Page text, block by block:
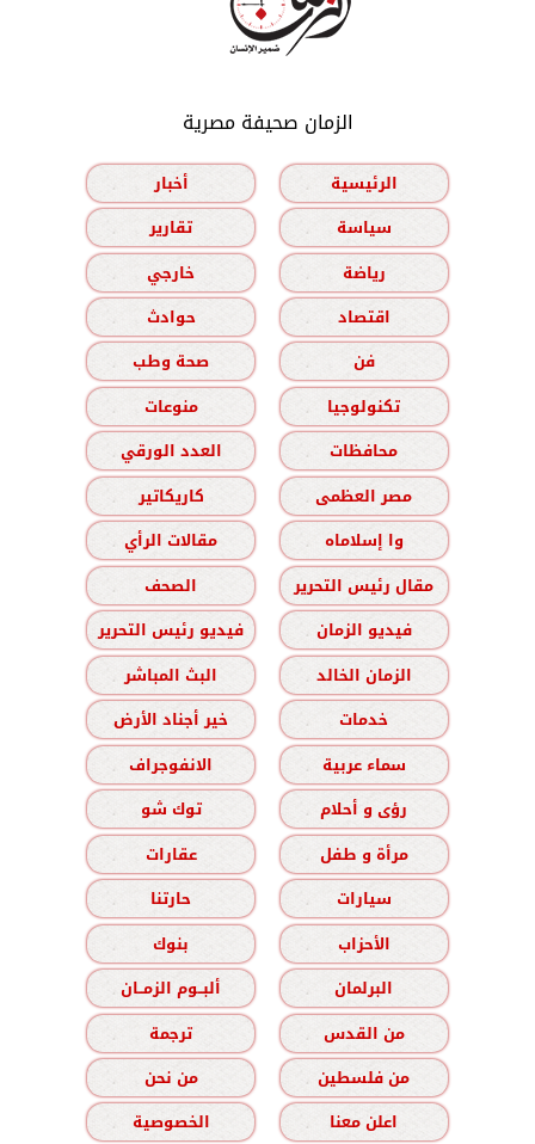
الزمان صحيفة مصرية
الرئيسية
أخبار
سياسة
تقارير
رياضة
خارجي
اقتصاد
حوادث
فن
صحة وطب
تكنولوجيا
منوعات
محافظات
العدد الورقي
مصر العظمى
كاريكاتير
وا إسلاماه
مقالات الرأي
مقال رئيس التحرير
الصحف
فيديو الزمان
فيديو رئيس التحرير
الزمان الخالد
البث المباشر
خدمات
خير أجناد الأرض
سماء عربية
الانفوجراف
رؤى و أحلام
توك شو
مرأة و طفل
عقارات
سيارات
حارتنا
الأحزاب
بنوك
البرلمان
ألبــوم الزمــان
من القدس
ترجمة
من فلسطين
من نحن
اعلن معنا
الخصوصية